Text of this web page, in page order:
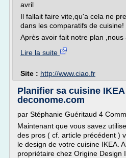
avril
Il fallait faire vite,qu'a cela ne
dans les comparatifs de cuisine!
Après avoir fait notre plan ,nous
Lire la suite
Site : http://www.ciao.fr
Planifier sa cuisine
deconome.com
par Stéphanie Guéritaud 4
Maintenant que vous savez
des pros ( cf. article précédent )
le design de votre cuisine IKEA.
propriétaire chez Origine